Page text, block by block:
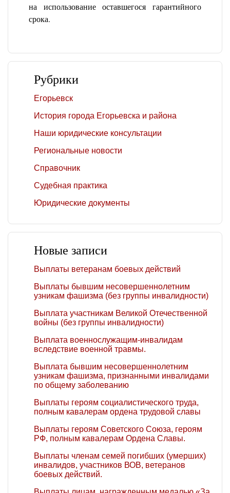
на использование оставшегося гарантийного
срока.
Рубрики
Егорьевск
История города Егорьевска и района
Наши юридические консультации
Региональные новости
Справочник
Судебная практика
Юридические документы
Новые записи
Выплаты ветеранам боевых действий
Выплаты бывшим несовершеннолетним
узникам фашизма (без группы инвалидности)
Выплата участникам Великой Отечественной
войны (без группы инвалидности)
Выплата военнослужащим-инвалидам
вследствие военной травмы.
Выплата бывшим несовершеннолетним
узникам фашизма, признанными инвалидами
по общему заболеванию
Выплаты героям социалистического труда,
полным кавалерам ордена трудовой славы
Выплаты героям Советского Союза, героям
РФ, полным кавалерам Ордена Славы.
Выплаты членам семей погибших (умерших)
инвалидов, участников ВОВ, ветеранов
боевых действий.